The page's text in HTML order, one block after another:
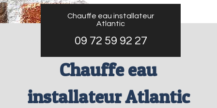
Chauffe eau installateur
Atlantic
09 72 59 92 27
Chauffe eau
installateur Atlantic